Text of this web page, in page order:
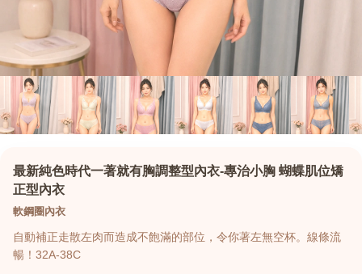
最新純色時代一著就有胸調整型內衣-專治小胸 蝴蝶肌位矯
正型內衣
軟鋼圈內衣
自動補正走散左肉而造成不飽滿的部位，令你著左無空杯。線條流
暢！32A-38C